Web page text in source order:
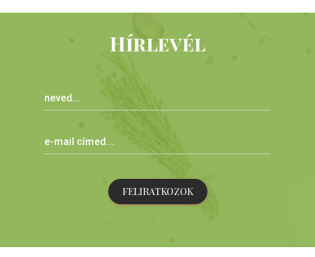
Hírlevél
FELIRATKOZOK